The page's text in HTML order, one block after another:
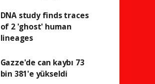
DNA study finds traces
of 2 'ghost' human
lineages
Gazze'de can kaybı 73
bin 381'e yükseldi